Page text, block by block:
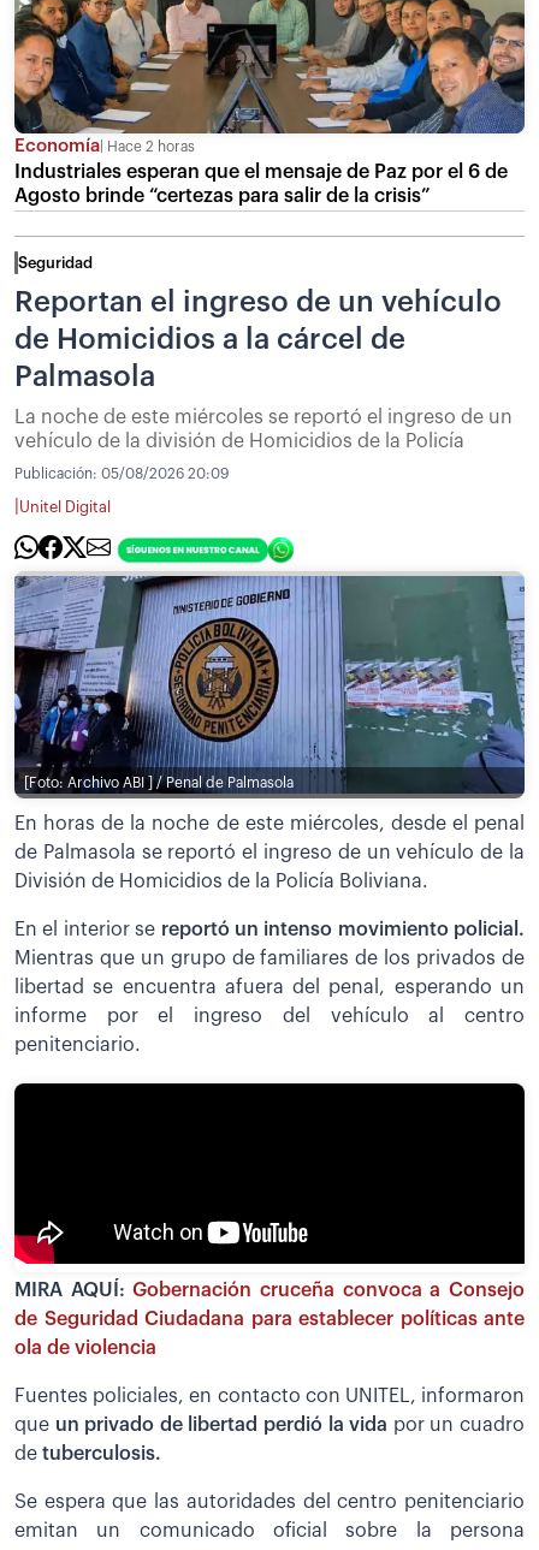
Economía Hace 2 horas
Industriales esperan que el mensaje de Paz por el 6 de
Agosto brinde “certezas para salir de la crisis”
Seguridad
Reportan el ingreso de un vehículo
de Homicidios a la cárcel de
Palmasola
La noche de este miércoles se reportó el ingreso de un
vehículo de la división de Homicidios de la Policía
Publicación: 05/08/2026 20:09
Unitel Digital
[Foto: Archivo ABI ] / Penal de Palmasola
En horas de la noche de este miércoles, desde el penal
de Palmasola se reportó el ingreso de un vehículo de la
División de Homicidios de la Policía Boliviana.
En el interior se reportó un intenso movimiento policial.
Mientras que un grupo de familiares de los privados de
libertad se encuentra afuera del penal, esperando un
informe por el ingreso del vehículo al centro
penitenciario.
MIRA AQUÍ:Gobernación cruceña convoca a Consejo
de Seguridad Ciudadana para establecer políticas ante
ola de violencia
Fuentes policiales, en contacto con UNITEL, informaron
que un privado de libertad perdió la vida por un cuadro
de tuberculosis.
Se espera que las autoridades del centro penitenciario
emitan un comunicado oficial sobre la persona